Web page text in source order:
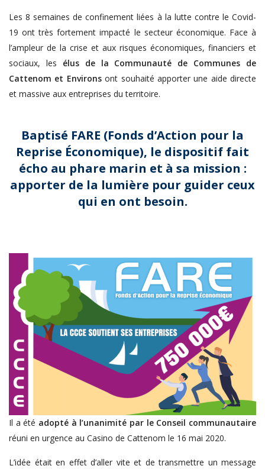
Les 8 semaines de confinement liées à la lutte contre le Covid-
19 ont très fortement impacté le secteur économique. Face à
l’ampleur de la crise et aux risques économiques, financiers et
sociaux, les élus de la Communauté de Communes de
Cattenom et Environsont souhaité apporter une aide directe
et massive aux entreprises du territoire.
Baptisé FARE (Fonds d’Action pour la
Reprise Économique), le dispositif fait
écho au phare marin et à sa mission :
apporter de la lumière pour guider ceux
qui en ont besoin.
Il a été adopté à l’unanimité par le Conseil communautaire
réuni en urgence au Casino de Cattenom le 16 mai 2020.
L’idée était en effet d’aller vite et de transmettre un message